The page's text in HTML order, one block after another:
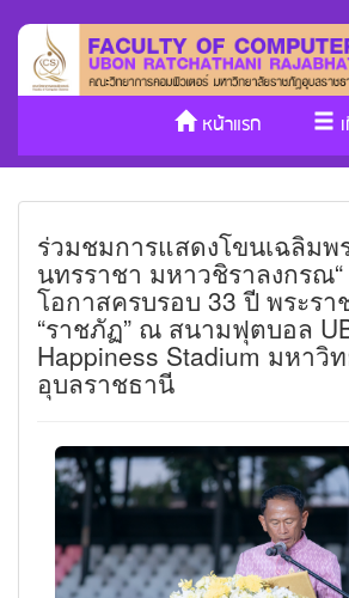
หน้าแรก
ประกันคุณภาพ
SDGs
ร่วมชมการแสดงโขนเฉลิมพ
นทรราชา มหาวชิราลงกรณ“
โอกาสครบรอบ 33 ปี พระร
“ราชภัฏ” ณ สนามฟุตบอล
Happiness Stadium มหาวิ
อุบลราชธานี